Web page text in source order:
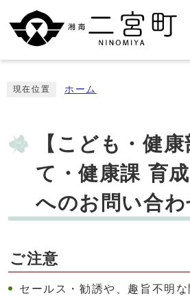
現在位置 ホーム
【こども・健
て・健康課 育成
へのお問い合わ
ご注意
セールス・勧誘や、趣旨不明